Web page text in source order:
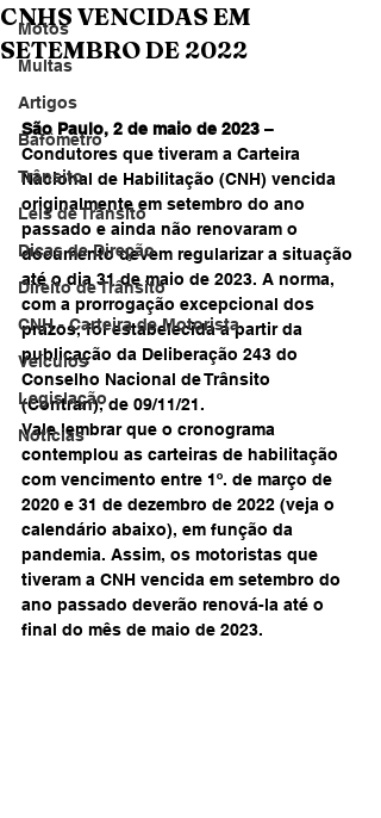
Motos
Multas
Artigos
Bafômetro
Trânsito
Leis de Trânsito
Dicas de Direção
Direito de Trânsito
CNH - Carteira de Motorista
Veículos
Legislação
Notícias
CNHS VENCIDAS EM
SETEMBRO DE 2022
São Paulo, 2 de maio de 2023 –
Condutores que tiveram a Carteira
Nacional de Habilitação (CNH) vencida
originalmente em setembro do ano
passado e ainda não renovaram o
documento devem regularizar a situação
até o dia 31 de maio de 2023. A norma,
com a prorrogação excepcional dos
prazos, foi estabelecida a partir da
publicação da Deliberação 243 do
Conselho Nacional de Trânsito
(Contran), de 09/11/21.
Vale lembrar que o cronograma
contemplou as carteiras de habilitação
com vencimento entre 1º. de março de
2020 e 31 de dezembro de 2022 (veja o
calendário abaixo), em função da
pandemia. Assim, os motoristas que
tiveram a CNH vencida em setembro do
ano passado deverão renová-la até o
final do mês de maio de 2023.